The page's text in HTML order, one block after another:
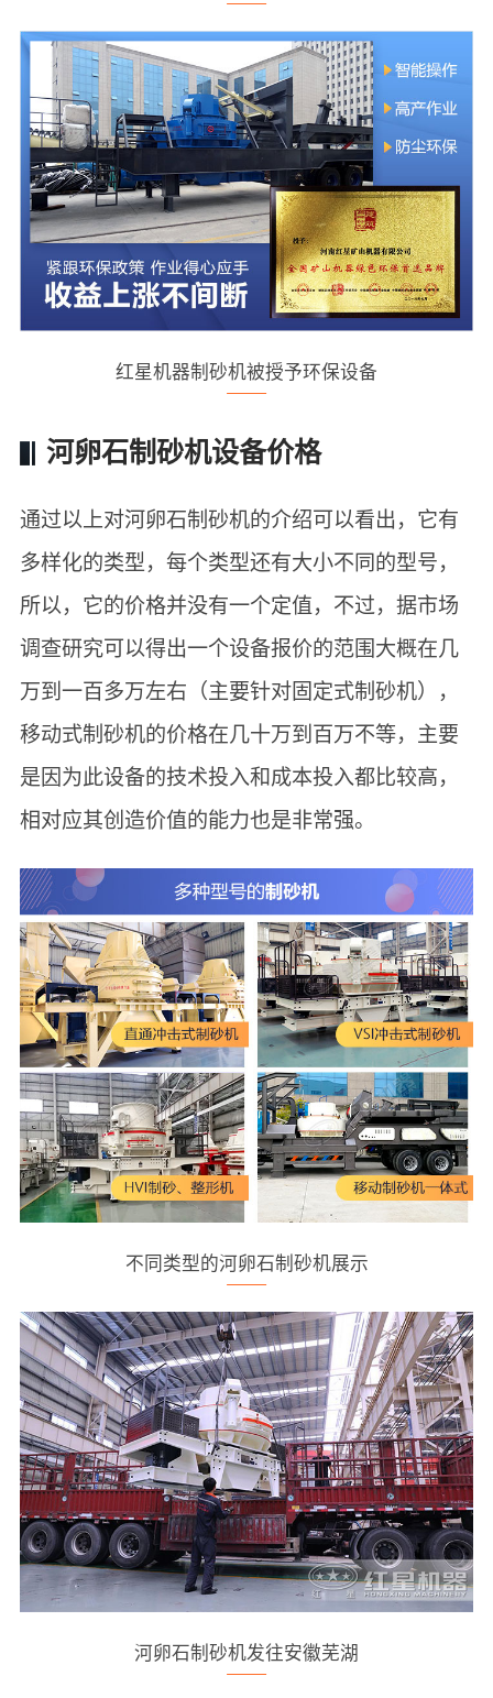
红星机器制砂机被授予环保设备
河卵石制砂机设备价格
通过以上对河卵石制砂机的介绍可以看出，它有
多样化的类型，每个类型还有大小不同的型号，
所以，它的价格并没有一个定值，不过，据市场
调查研究可以得出一个设备报价的范围大概在几
万到一百多万左右（主要针对固定式制砂机），
移动式制砂机的价格在几十万到百万不等，主要
是因为此设备的技术投入和成本投入都比较高，
相对应其创造价值的能力也是非常强。
不同类型的河卵石制砂机展示
河卵石制砂机发往安徽芜湖